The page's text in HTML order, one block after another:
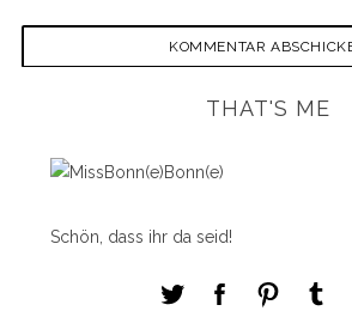
THAT'S ME
Schön, dass ihr da seid!
a
r